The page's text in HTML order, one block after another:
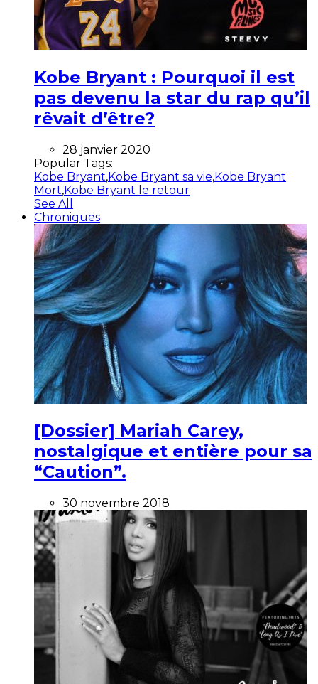
Kobe Bryant : Pourquoi il est
pas devenu la star du rap qu’il
rêvait d’être?
28 janvier 2020
Popular Tags:
Kobe Bryant,Kobe Bryant sa vie,Kobe Bryant
Mort,Kobe Bryant le retour
See All
Chroniques
[Dossier] Mariah Carey,
nostalgique et entière pour sa
“Caution”.
30 novembre 2018